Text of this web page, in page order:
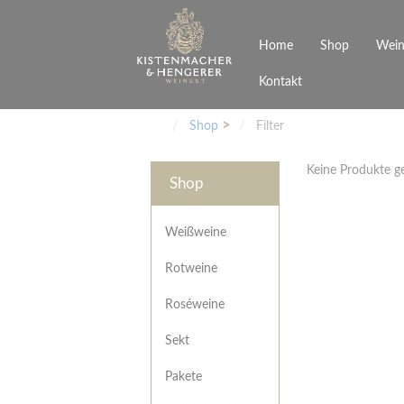
Home Shop
Weißweine
Roséweine
Junges Schwaben
Veranstaltungen
Kontakt
Shop Filter
Shop
Weißweine
Rotweine
Roséweine
Sekt
Pakete
Keine Produkte